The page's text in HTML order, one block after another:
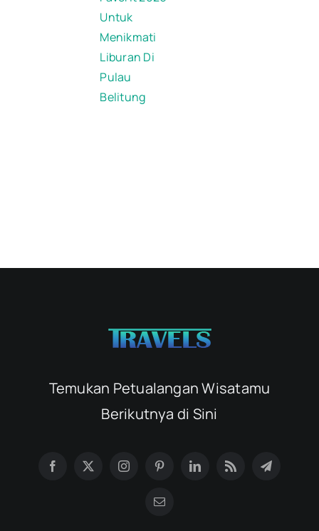
Untuk
Menikmati
Liburan Di
Pulau
Belitung
Temukan Petualangan Wisatamu
Berikutnya di Sini